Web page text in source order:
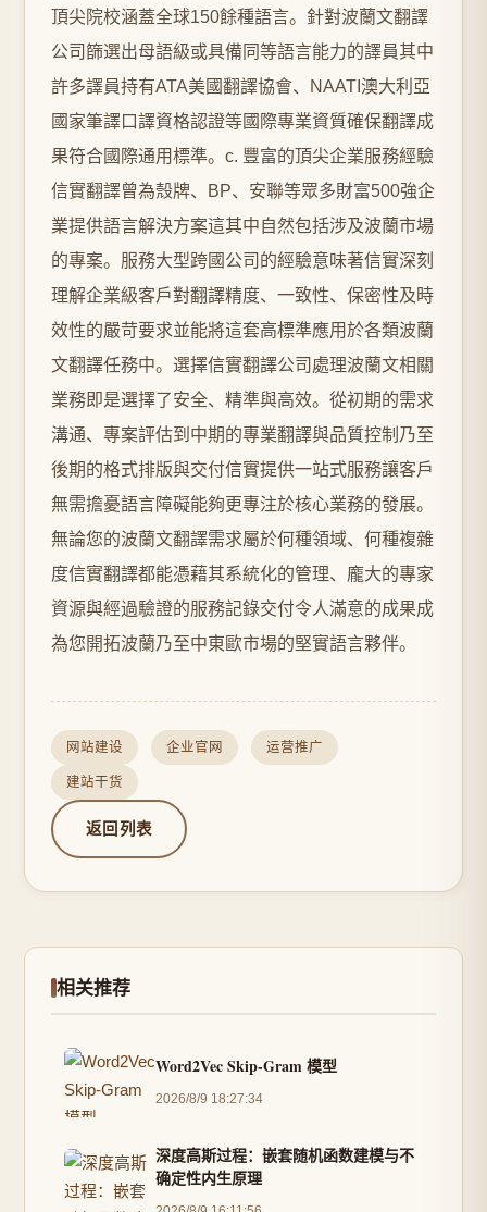
頂尖院校涵蓋全球150餘種語言。針對波蘭文翻譯
公司篩選出母語級或具備同等語言能力的譯員其中
許多譯員持有ATA美國翻譯協會、NAATI澳大利亞
國家筆譯口譯資格認證等國際專業資質確保翻譯成
果符合國際通用標準。c. 豐富的頂尖企業服務經驗
信實翻譯曾為殼牌、BP、安聯等眾多財富500強企
業提供語言解決方案這其中自然包括涉及波蘭市場
的專案。服務大型跨國公司的經驗意味著信實深刻
理解企業級客戶對翻譯精度、一致性、保密性及時
效性的嚴苛要求並能將這套高標準應用於各類波蘭
文翻譯任務中。選擇信實翻譯公司處理波蘭文相關
業務即是選擇了安全、精準與高效。從初期的需求
溝通、專案評估到中期的專業翻譯與品質控制乃至
後期的格式排版與交付信實提供一站式服務讓客戶
無需擔憂語言障礙能夠更專注於核心業務的發展。
無論您的波蘭文翻譯需求屬於何種領域、何種複雜
度信實翻譯都能憑藉其系統化的管理、龐大的專家
資源與經過驗證的服務記錄交付令人滿意的成果成
為您開拓波蘭乃至中東歐市場的堅實語言夥伴。
网站建设 企业官网 运营推广
建站干货
返回列表
相关推荐
Word2Vec Skip-Gram 模型
2026/8/9 18:27:34
深度高斯过程：嵌套随机函数建模与不
确定性内生原理